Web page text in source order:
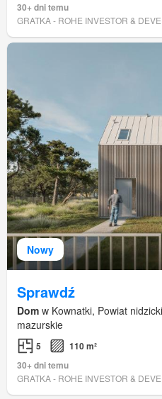
30+ dni temu
GRATKA - ROHE INVESTOR &
Nowy
Sprawdź
Dom w Kownatki, Powiat
mazurskie
5
110 m²
30+ dni temu
GRATKA - ROHE INVESTOR &